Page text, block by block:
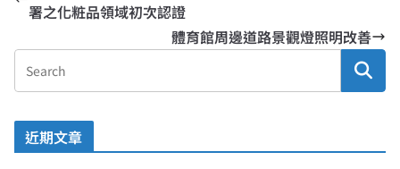
署之化粧品領域初次認證
體育館周邊道路景觀燈照明改善
近期文章